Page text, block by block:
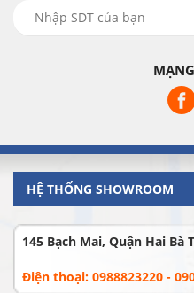
HỆ THỐNG SHOWROOM
145 Bạch Mai, Quận Hai Bà
Điện thoại: 0988823220 -